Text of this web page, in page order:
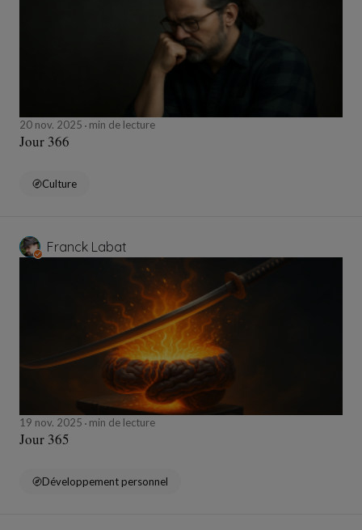
20 nov. 2025 min de lecture
Jour 366
Culture
Franck Labat
19 nov. 2025 min de lecture
Jour 365
Développement personnel